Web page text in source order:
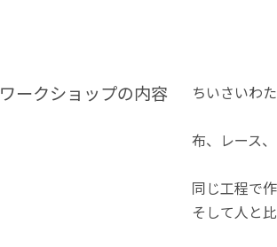
ワークショップの内容 ちいさいわ
布、レース
同じ工程で
そして人と